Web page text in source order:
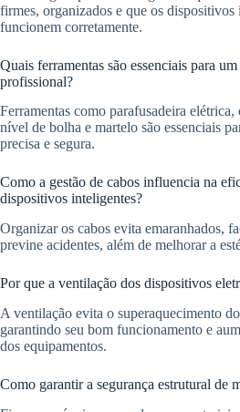
firmes, organizados e que os dispositivos
funcionem corretamente.
Quais ferramentas são essenciais para
profissional?
Ferramentas como parafusadeira elétrica,
nível de bolha e martelo são essenciais
precisa e segura.
Como a gestão de cabos influencia na
dispositivos inteligentes?
Organizar os cabos evita emaranhados,
previne acidentes, além de melhorar a
Por que a ventilação dos dispositivos
A ventilação evita o superaquecimento
garantindo seu bom funcionamento e
dos equipamentos.
Como garantir a segurança estrutural de